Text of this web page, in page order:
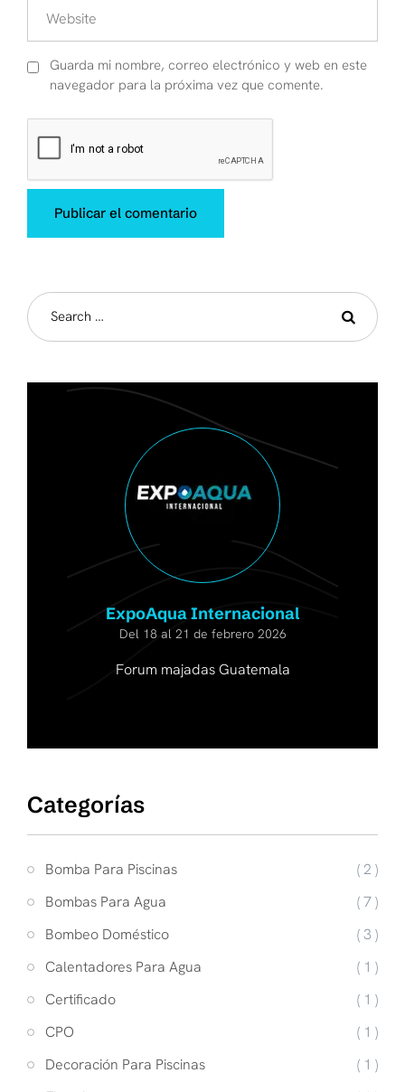
Guarda mi nombre, correo electrónico y web en este
navegador para la próxima vez que comente.
ExpoAqua Internacional
Del 18 al 21 de febrero 2026
Forum majadas Guatemala
Categorías
Bomba Para Piscinas
( 2 )
Bombas Para Agua
( 7 )
Bombeo Doméstico
( 3 )
Calentadores Para Agua
( 1 )
Certificado
( 1 )
CPO
( 1 )
Decoración Para Piscinas
( 1 )